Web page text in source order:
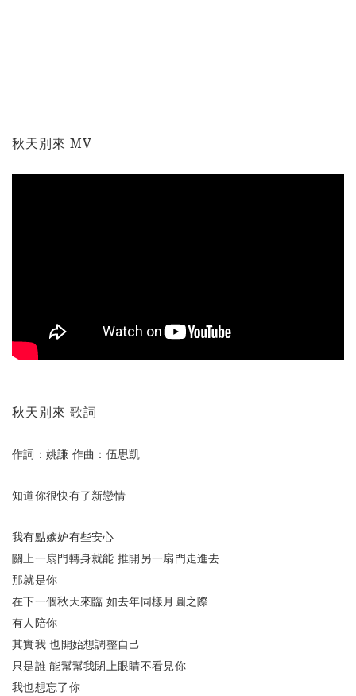
秋天別來 MV
秋天別來 歌詞
作詞：姚謙 作曲：伍思凱
知道你很快有了新戀情
我有點嫉妒有些安心
關上一扇門轉身就能 推開另一扇門走進去
那就是你
在下一個秋天來臨 如去年同樣月圓之際
有人陪你
其實我 也開始想調整自己
只是誰 能幫幫我閉上眼睛不看見你
我也想忘了你